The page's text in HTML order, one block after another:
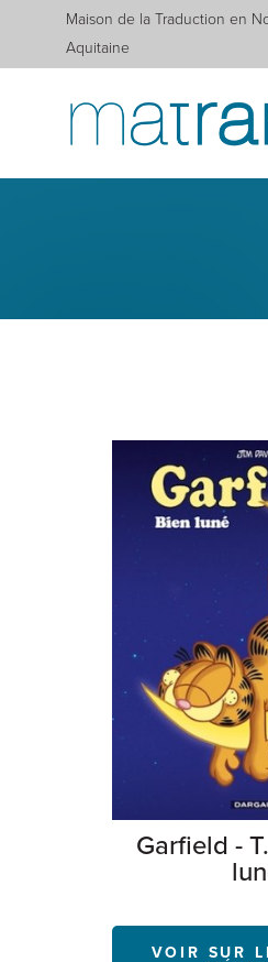
Maison de la Traduction en
Aquitaine
Garfield -
VOIR SUR